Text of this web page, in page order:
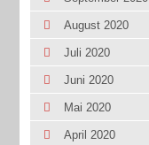
August 2020
Juli 2020
Juni 2020
Mai 2020
April 2020